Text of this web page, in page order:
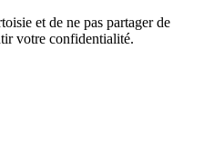
et de ne pas partagerde
votre confidentialité.